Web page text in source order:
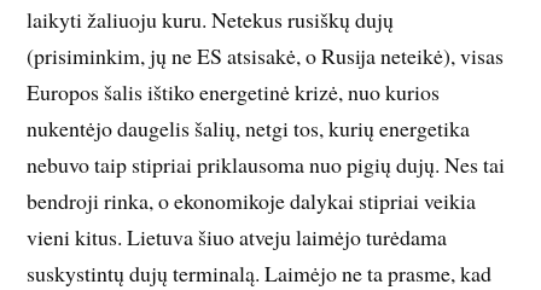
laikyti žaliuoju kuru. Netekus rusiškų dujų
(prisiminkim, jų ne ES atsisakė, o Rusija neteikė), visas
Europos šalis ištiko energetinė krizė, nuo kurios
nukentėjo daugelis šalių, netgi tos, kurių energetika
nebuvo taip stipriai priklausoma nuo pigių dujų. Nes tai
bendroji rinka, o ekonomikoje dalykai stipriai veikia
vieni kitus. Lietuva šiuo atveju laimėjo turėdama
suskystintų dujų terminalą. Laimėjo ne ta prasme, kad